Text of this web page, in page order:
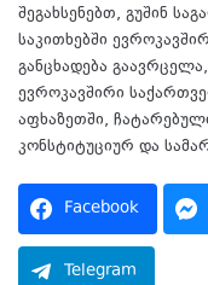
შეგახსენებთ, გუშინ
საკითხებში
განცხადება
ევროკავშირი
აფხაზეთში,
კონსტიტუციურ და
Facebook
Telegram